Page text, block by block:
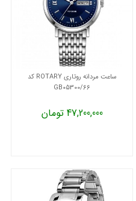
ساعت مردانه روتاری ROTARY کد
GB05300/66
47,200,000 تومان